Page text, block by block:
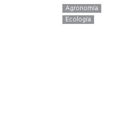
Agronomía
Ecología